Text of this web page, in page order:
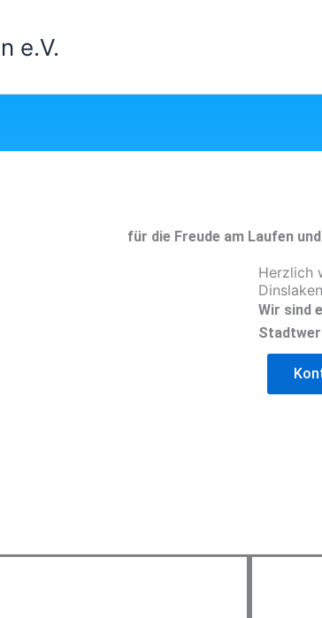
e.V.
für die Freude am Laufen
Herzlich
Wir sind